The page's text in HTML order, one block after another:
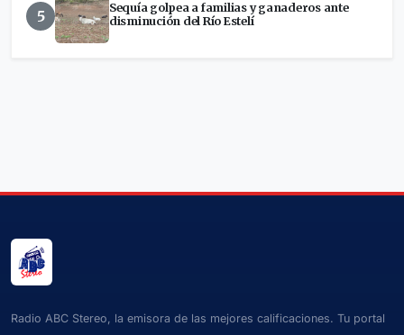
5
Sequía golpea a familias y ganaderos ante
disminución del Río Estelí
Radio ABC Stereo, la emisora de las mejores calificaciones. Tu portal